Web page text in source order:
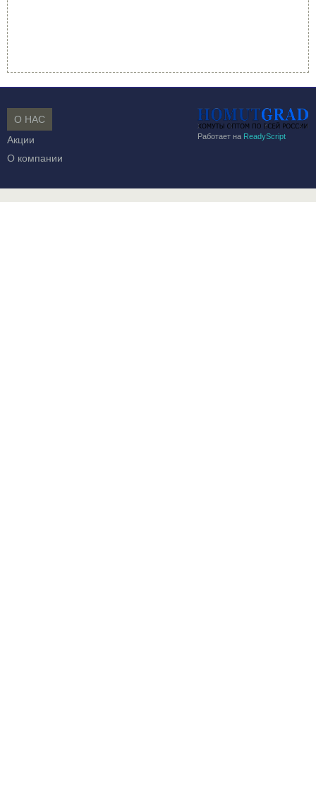
Работает на ReadyScript
О НАС
Акции
О компании